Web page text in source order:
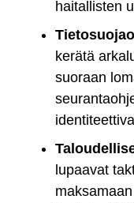
haitallisten
kerätä
suoraan
lupaavat